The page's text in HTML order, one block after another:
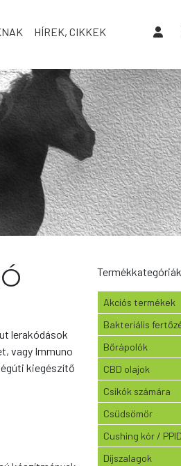
HÍREK, CIKKEK
lerakódások
vagy Immuno
kiegészítő
Termékkategóriák
Akciós termékek
Bakteriális
Bőrápolók
CBD olajok
Csikók számára
Csüdsömör
Cushing kór / PPID
Díjszalagok